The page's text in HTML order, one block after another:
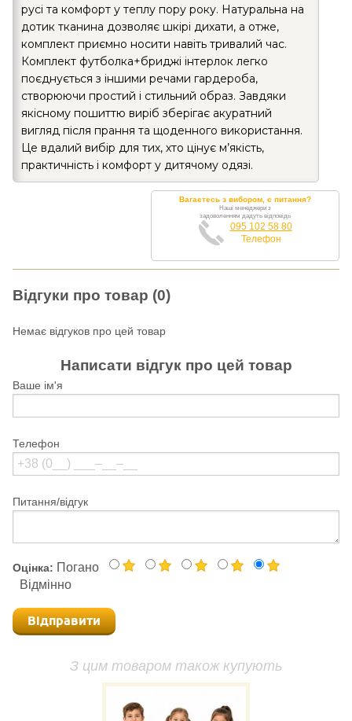
русі та комфорт у теплу пору року. Натуральна на
дотик тканина дозволяє шкірі дихати, а отже,
комплект приємно носити навіть тривалий час.
Комплект футболка+бриджі інтерлок легко
поєднується з іншими речами гардероба,
створюючи простий і стильний образ. Завдяки
якісному пошиттю виріб зберігає акуратний
вигляд після прання та щоденного використання.
Це вдалий вибір для тих, хто цінує м’якість,
практичність і комфорт у дитячому одязі.
Вагаєтесь з вибором, є питання?
Наші менеджери з
задоволенням дадуть відповідь
095 102 58 80
Телефон
Відгуки про товар (0)
Немає відгуков про цей товар
Написати відгук про цей товар
Ваше ім'я
Телефон
Питання/відгук
Оцінка: Погано
Відмінно
Відправити
З цим товаром також купують